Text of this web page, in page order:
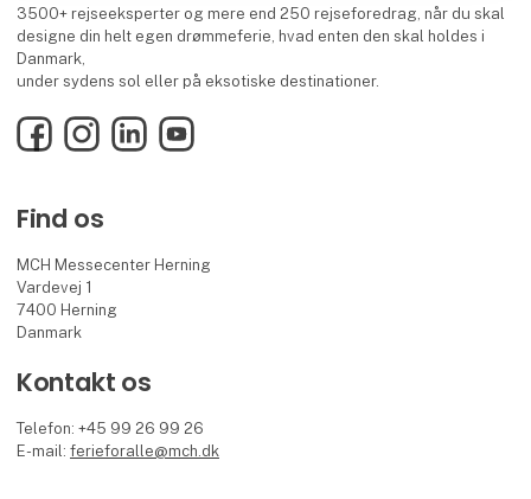
3500+ rejseeksperter og mere end 250 rejseforedrag, når du skal
designe din helt egen drømmeferie, hvad enten den skal holdes i
Danmark,
under sydens sol eller på eksotiske destinationer.
FacebookInstagramLinkedInYouTube
Find os
MCH Messecenter Herning
Vardevej 1
7400 Herning
Danmark
Kontakt os
Telefon: +45 99 26 99 26
E-mail:ferieforalle@mch.dk